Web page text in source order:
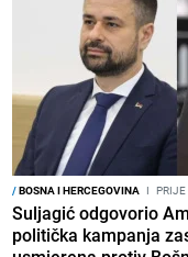
/BOSNA I HERCEGOVINA I PRIJE
Suljagić odgovorio
politička kampanja